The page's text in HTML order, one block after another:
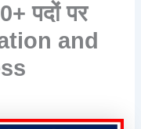
पदों पर
and